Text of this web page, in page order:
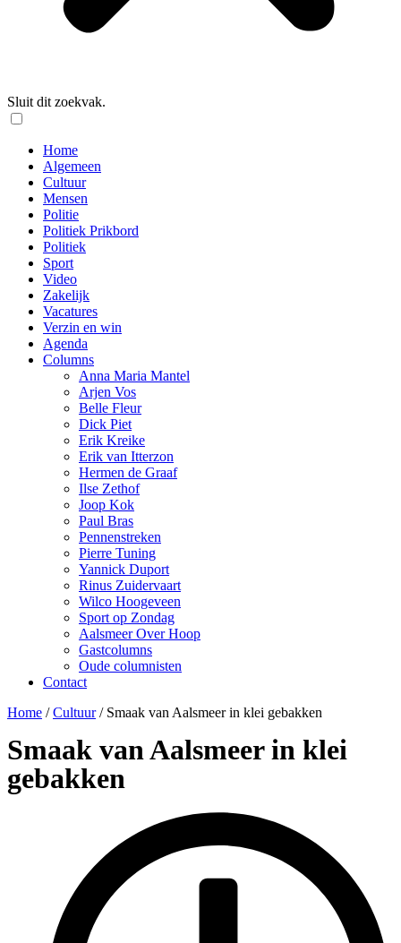
Sluit dit zoekvak.
Home
Algemeen
Cultuur
Mensen
Politie
Politiek Prikbord
Politiek
Sport
Video
Zakelijk
Vacatures
Verzin en win
Agenda
Columns
Anna Maria Mantel
Arjen Vos
Belle Fleur
Dick Piet
Erik Kreike
Erik van Itterzon
Hermen de Graaf
Ilse Zethof
Joop Kok
Paul Bras
Pennenstreken
Pierre Tuning
Yannick Duport
Rinus Zuidervaart
Wilco Hoogeveen
Sport op Zondag
Aalsmeer Over Hoop
Gastcolumns
Oude columnisten
Contact
Home /Cultuur/ Smaak van Aalsmeer in klei gebakken
Smaak van Aalsmeer in klei
gebakken